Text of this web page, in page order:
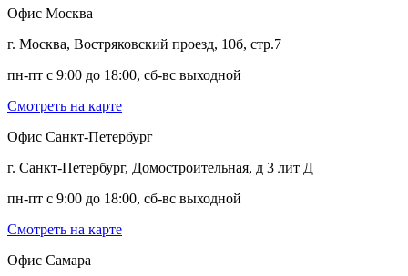
Офис Москва
г. Москва, Востряковский проезд, 10б, стр.7
пн-пт с 9:00 до 18:00, сб-вс выходной
Смотреть на карте
Офис Санкт-Петербург
г. Санкт-Петербург, Домостроительная, д 3 лит Д
пн-пт с 9:00 до 18:00, сб-вс выходной
Смотреть на карте
Офис Самара